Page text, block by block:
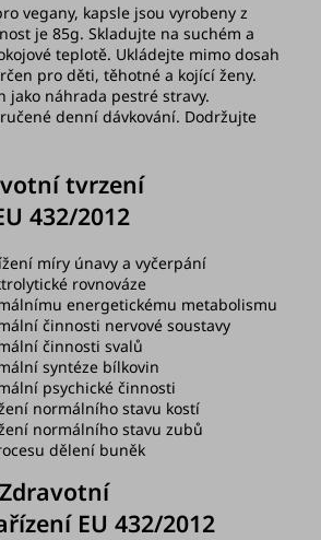
vegany, kapsle jsou vyrobeny z
je 85g. Skladujte na suchém a
teplotě. Ukládejte mimo dosah
pro děti, těhotné a kojící ženy.
jako náhrada pestré stravy.
denní dávkování. Dodržujte
tvrzení
432/2012
míry únavy a vyčerpání
rovnováze
energetickému metabolismu
činnosti nervové soustavy
činnosti svalů
syntéze bílkovin
psychické činnosti
normálního stavu kostí
normálního stavu zubů
dělení buněk
EU 432/2012